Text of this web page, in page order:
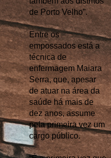
de Porto Velho”.
Entre os
empossados está a
técnica de
enfermagem Maiara
Serra, que, apesar
de atuar na área da
saúde há mais de
dez anos, assume
pela primeira vez um
cargo público.